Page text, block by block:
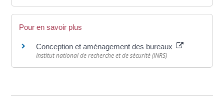
Pour en savoir plus
Conception et aménagement des bureaux
Institut national de recherche et de sécurité (INRS)